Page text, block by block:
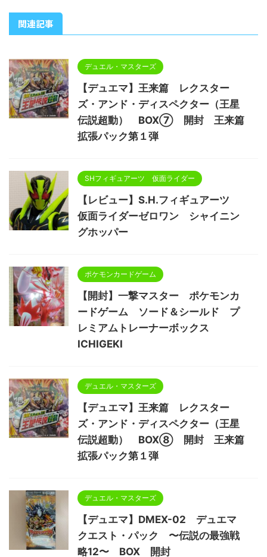
関連記事
デュエル・マスターズ
【デュエマ】王来篇 レクスター
ズ・アンド・ディスペクター（王星
伝説超動） BOX⑦ 開封 王来篇
拡張パック第１弾
SHフィギュアーツ 仮面ライダー
【レビュー】S.H.フィギュアーツ
仮面ライダーゼロワン シャイニン
グホッパー
ポケモンカードゲーム
【開封】一撃マスター ポケモンカ
ードゲーム ソード＆シールド プ
レミアムトレーナーボックス
ICHIGEKI
デュエル・マスターズ
【デュエマ】王来篇 レクスター
ズ・アンド・ディスペクター（王星
伝説超動） BOX⑧ 開封 王来篇
拡張パック第１弾
デュエル・マスターズ
【デュエマ】DMEX-02 デュエマ
クエスト・パック 〜伝説の最強戦
略12〜 BOX 開封